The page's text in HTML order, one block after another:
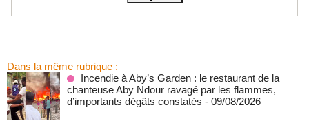
Dans la même rubrique :
Incendie à Aby’s Garden : le restaurant de la
chanteuse Aby Ndour ravagé par les flammes,
d’importants dégâts constatés - 09/08/2026